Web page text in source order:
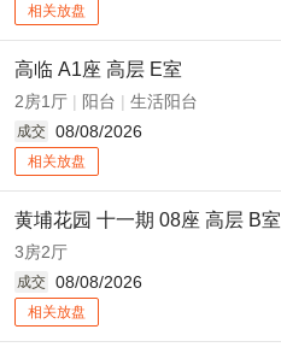
相关放盘
高临 A1座 高层 E室
2房1厅 | 阳台 | 生活阳台
成交 08/08/2026
相关放盘
黄埔花园 十一期 08座 高层 B室
3房2厅
成交 08/08/2026
相关放盘